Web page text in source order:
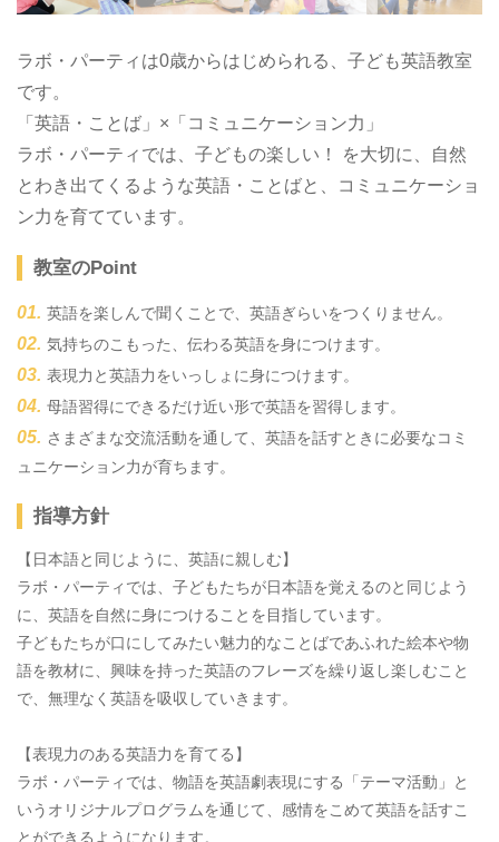
ラボ・パーティは0歳からはじめられる、子ども英語教室
です。
「英語・ことば」×「コミュニケーション力」
ラボ・パーティでは、子どもの楽しい！ を大切に、自然
とわき出てくるような英語・ことばと、コミュニケーショ
ン力を育てています。
教室のPoint
英語を楽しんで聞くことで、英語ぎらいをつくりません。
気持ちのこもった、伝わる英語を身につけます。
表現力と英語力をいっしょに身につけます。
母語習得にできるだけ近い形で英語を習得します。
さまざまな交流活動を通して、英語を話すときに必要なコミ
ュニケーション力が育ちます。
指導方針
【日本語と同じように、英語に親しむ】
ラボ・パーティでは、子どもたちが日本語を覚えるのと同じよう
に、英語を自然に身につけることを目指しています。
子どもたちが口にしてみたい魅力的なことばであふれた絵本や物
語を教材に、興味を持った英語のフレーズを繰り返し楽しむこと
で、無理なく英語を吸収していきます。
【表現力のある英語力を育てる】
ラボ・パーティでは、物語を英語劇表現にする「テーマ活動」と
いうオリジナルプログラムを通じて、感情をこめて英語を話すこ
とができるようになります。